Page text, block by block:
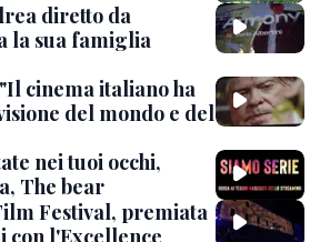
diretto da
la sua famiglia
cinema italiano ha
del mondo e del
nei tuoi occhi,
The bear
Festival, premiata
con l'Excellence